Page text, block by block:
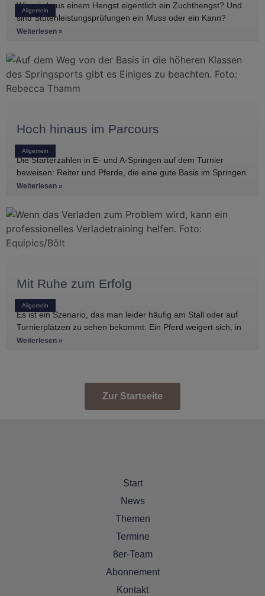
Allgemein
Wie wird aus einem Hengst eigentlich ein Zuchthengst? Und
sind Stutenleistungsprüfungen ein Muss oder ein Kann?
Einblicke in die Regelwerke
Weiterlesen »
Allgemein
Hoch hinaus im Parcours
Die Starterzahlen in E- und A-Springen auf dem Turnier
beweisen: Reiter und Pferde, die eine gute Basis im Springen
haben, gibt es
Weiterlesen »
Allgemein
Mit Ruhe zum Erfolg
Es ist ein Szenario, das man leider häufig am Stall oder auf
Turnierplätzen zu sehen bekommt: Ein Pferd weigert sich, in
den Anhänger zu
Weiterlesen »
Zur Startseite
Start
News
Themen
Termine
8er-Team
Abonnement
Kontakt